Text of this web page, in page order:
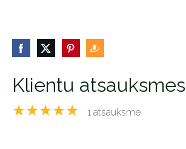
Klientu atsauksmes
★★★★★ 1 atsauksme